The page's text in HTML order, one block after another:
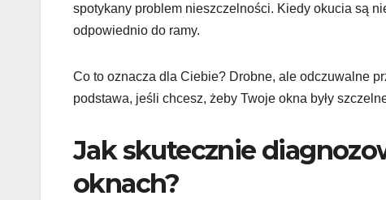
spotykany problem nieszczelności. Kiedy okucia są
odpowiednio do ramy.
Co to oznacza dla Ciebie? Drobne, ale odczuwalne
podstawa, jeśli chcesz, żeby Twoje okna były
Jak skutecznie
oknach?